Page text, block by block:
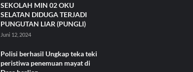
SEKOLAH MIN 02 OKU
SELATAN DIDUGA TERJADI
PUNGUTAN LIAR (PUNGLI)
Juni 12, 2024
Polisi berhasil Ungkap teka teki
peristiwa penemuan mayat di